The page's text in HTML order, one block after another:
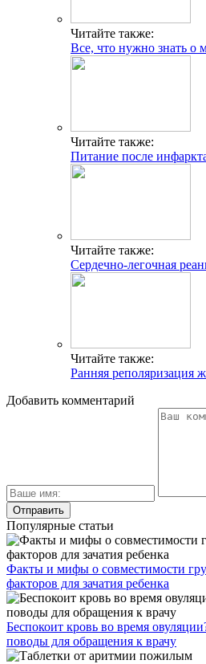
Читайте также:
Все, что нужно знать о
Читайте также:
Питание после
Читайте также:
Сердечно-легочная
Читайте также:
Ранняя реполяризация
Добавить комментарий
Популярные статьи
Факты и мифы о совместимости
факторов для зачатия ребенка
Беспокоит кровь во время
поводы для обращения к врачу